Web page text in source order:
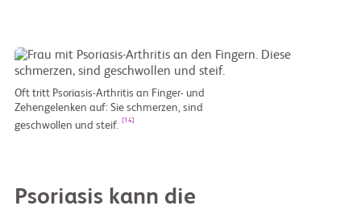
Oft tritt Psoriasis-Arthritis an Finger- und
Zehengelenken auf: Sie schmerzen, sind
geschwollen und steif.
[14]
Psoriasis kann die